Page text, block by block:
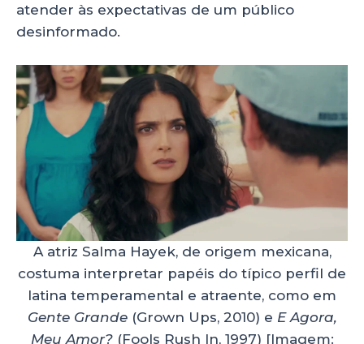
atender às expectativas de um público
desinformado.
A atriz Salma Hayek, de origem mexicana,
costuma interpretar papéis do típico perfil de
latina temperamental e atraente, como em
Gente Grande(Grown Ups, 2010) e E Agora,
Meu Amor? (Fools Rush In, 1997) [Imagem: